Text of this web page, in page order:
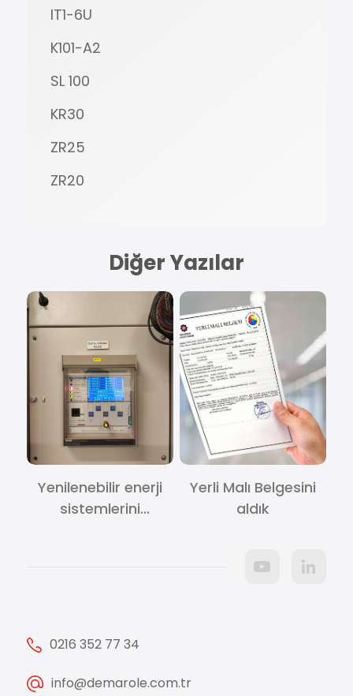
IT1-6U
K101-A2
SL 100
KR30
ZR25
ZR20
Diğer Yazılar
Yenilenebilir enerji
sistemlerini
Yerli Malı Belgesini
aldık
0216 352 77 34
info@demarole.com.tr